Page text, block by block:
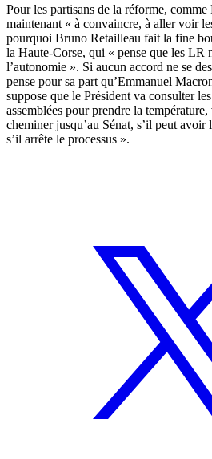
Pour les partisans de la réforme,
maintenant « à convaincre, à aller voir
pourquoi Bruno Retailleau fait la fine
la Haute-Corse, qui « pense que les LR
l’autonomie ». Si aucun accord ne se
pense pour sa part qu’Emmanuel
suppose que le Président va consulter
assemblées pour prendre la
cheminer jusqu’au Sénat, s’il peut
s’il arrête le processus ».